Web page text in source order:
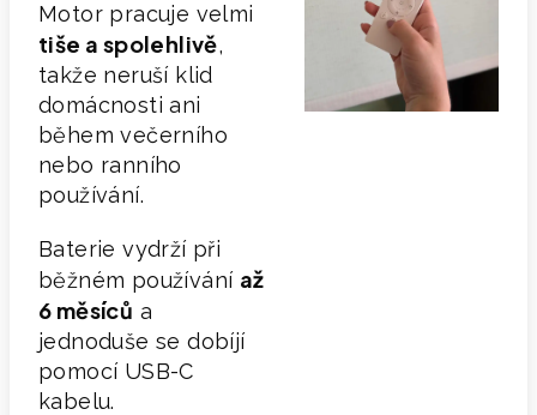
Motor pracuje velmi
tiše a spolehlivě,
takže neruší klid
domácnosti ani
během večerního
nebo ranního
používání.
Baterie vydrží při
běžném používání až
6 měsíců a
jednoduše se dobíjí
pomocí USB-C
kabelu.